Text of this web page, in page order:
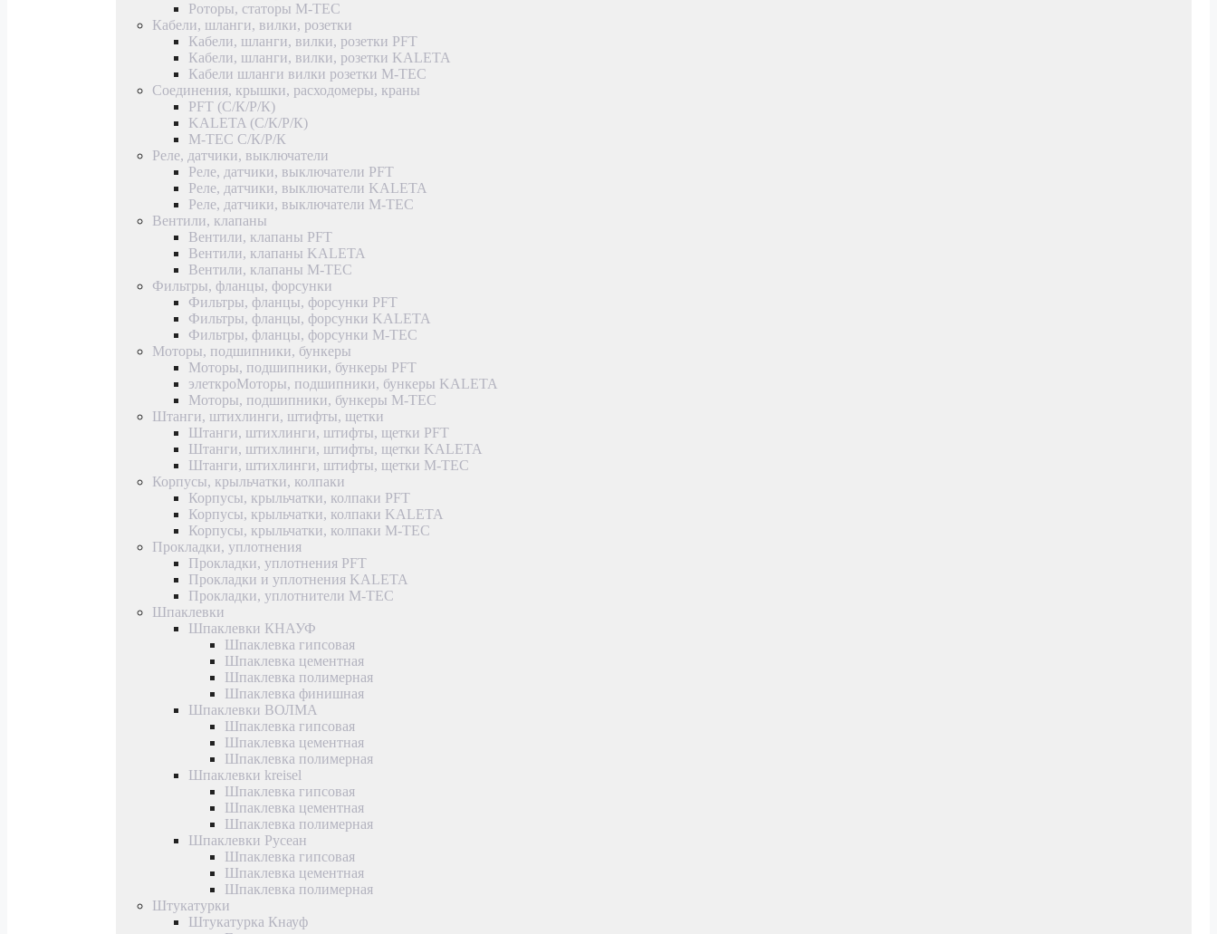
Роторы, статоры M-TEC
Кабели, шланги, вилки, розетки
Кабели, шланги, вилки, розетки PFT
Кабели, шланги, вилки, розетки KALETA
Кабели шланги вилки розетки M-TEC
Соединения, крышки, расходомеры, краны
PFT (С/К/Р/К)
KALETA (С/К/Р/К)
M-TEC С/К/Р/К
Реле, датчики, выключатели
Реле, датчики, выключатели PFT
Реле, датчики, выключатели KALETA
Реле, датчики, выключатели M-TEC
Вентили, клапаны
Вентили, клапаны PFT
Вентили, клапаны KALETA
Вентили, клапаны M-TEC
Фильтры, фланцы, форсунки
Фильтры, фланцы, форсунки PFT
Фильтры, фланцы, форсунки KALETA
Фильтры, фланцы, форсунки M-TEC
Моторы, подшипники, бункеры
Моторы, подшипники, бункеры PFT
элеткроМоторы, подшипники, бункеры KALETA
Моторы, подшипники, бункеры M-TEC
Штанги, штихлинги, штифты, щетки
Штанги, штихлинги, штифты, щетки PFT
Штанги, штихлинги, штифты, щетки KALETA
Штанги, штихлинги, штифты, щетки M-TEC
Корпусы, крыльчатки, колпаки
Корпусы, крыльчатки, колпаки PFT
Корпусы, крыльчатки, колпаки KALETA
Корпусы, крыльчатки, колпаки M-TEC
Прокладки, уплотнения
Прокладки, уплотнения PFT
Прокладки и уплотнения KALETA
Прокладки, уплотнители M-TEC
Шпаклевки
Шпаклевки КНАУФ
Шпаклевка гипсовая
Шпаклевка цементная
Шпаклевка полимерная
Шпаклевка финишная
Шпаклевки ВОЛМА
Шпаклевка гипсовая
Шпаклевка цементная
Шпаклевка полимерная
Шпаклевки kreisel
Шпаклевка гипсовая
Шпаклевка цементная
Шпаклевка полимерная
Шпаклевки Русеан
Шпаклевка гипсовая
Шпаклевка цементная
Шпаклевка полимерная
Штукатурки
Штукатурка Кнауф